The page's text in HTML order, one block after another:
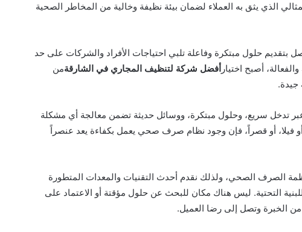
الذي يثق به العملاء لضمان بيئة نظيفة وخالية من المخاطر الصحية
بتقديم حلول مبتكرة وفاعلة تلبي احتياجات الأفراد والشركات على حد
أصبح اختيار أفضل شركة لتنظيف المجاري في الشارقةمن
تدخل سريع، وحلول مبتكرة، ووسائل حديثة تضمن معالجة أي مشكلة
أو فيلا، أو قصراً، فإن وجود نظام صرف صحي يعمل بكفاءة يعد عنصراً
الصرف الصحي، ولذلك نقدم أحدث التقنيات والمعدات المتطورة
التحتية. ليس هناك مكان للبحث عن حلول مؤقتة أو الاعتماد على
من الخبرة وتصل إلى رضا العميل.